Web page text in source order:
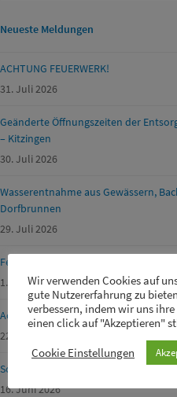
Neueste Meldungen
ACHTUNG FEUERWERK!
31. Juli 2026
Geänderte Öffnungszeiten der
– Kitzingen
30. Juli 2026
Wasserentnahme aus Gewässern,
Dorfbrunnen
29. Juli 2026
Ferienprogramm Geiselwind 2026
1. Juli 2026
Achtung Waldbrandgefahr!
22. Juni 2026
Schülerbetreuer m/w/d für unsere
16. Juni 2026
Wir verwenden Cookies auf
gute Nutzererfahrung zu
verbessern, indem wir uns
einen click auf "Akzeptieren"
Cookie Einstellungen